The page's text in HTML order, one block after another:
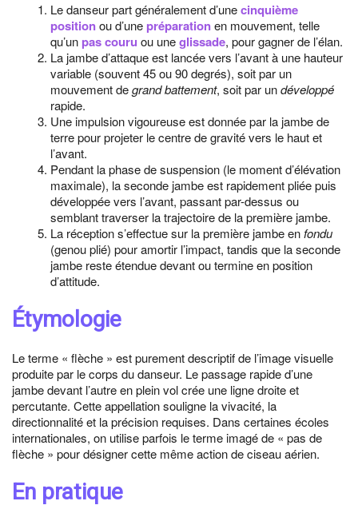
Le danseur part généralement d’unecinquième
positionou d’une préparationen mouvement, telle
qu’un pas couru ou uneglissade, pour gagner de l’élan.
La jambe d’attaque est lancée vers l’avant à une hauteur
variable (souvent 45 ou 90 degrés), soit par un
mouvement degrand battement, soit par undéveloppé
rapide.
Une impulsion vigoureuse est donnée par la jambe de
terre pour projeter le centre de gravité vers le haut et
l’avant.
Pendant la phase de suspension (le moment d’élévation
maximale), la seconde jambe est rapidement pliée puis
développée vers l’avant, passant par-dessus ou
semblant traverser la trajectoire de la première jambe.
La réception s’effectue sur la première jambe enfondu
(genou plié) pour amortir l’impact, tandis que la seconde
jambe reste étendue devant ou termine en position
d’attitude.
Étymologie
Le terme « flèche » est purement descriptif de l’image visuelle
produite par le corps du danseur. Le passage rapide d’une
jambe devant l’autre en plein vol crée une ligne droite et
percutante. Cette appellation souligne la vivacité, la
directionnalité et la précision requises. Dans certaines écoles
internationales, on utilise parfois le terme imagé de « pas de
flèche » pour désigner cette même action de ciseau aérien.
En pratique